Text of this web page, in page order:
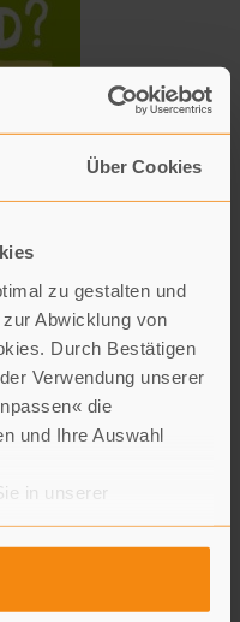
Über Cookies
zu gestalten und
Abwicklung von
Durch Bestätigen
Verwendung unserer
die
und Ihre Auswahl
in unserer
Tod?
Traurigsein wissen
zum gemeinsamen
ab 4 Jahren Was
müssen wir überhaupt
Der Tod ist ein Thema,
Buch beantwortet Anna
Was geschieht mit dem
Trauer gibt es, wie hat